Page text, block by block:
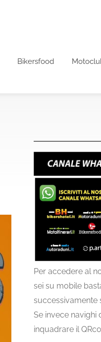
Bikersfood
Per accedere al
sei su mobile
successivamente
Se invece
inquadrare il